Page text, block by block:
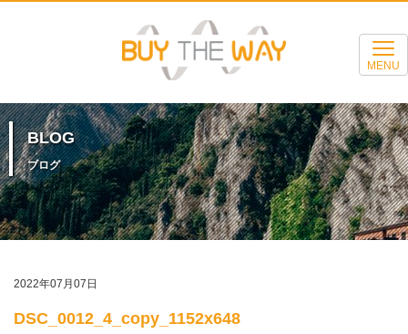
MENU
BLOG
ブログ
2022年07月07日
DSC_0012_4_copy_1152x648